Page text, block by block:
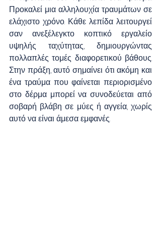
Προκαλεί μια αλληλουχία τραυμάτων σε
ελάχιστο χρόνο. Κάθε λεπίδα λειτουργεί
σαν ανεξέλεγκτο κοπτικό εργαλείο
υψηλής ταχύτητας, δημιουργώντας
πολλαπλές τομές διαφορετικού βάθους.
Στην πράξη, αυτό σημαίνει ότι ακόμη και
ένα τραύμα που φαίνεται περιορισμένο
στο δέρμα μπορεί να συνοδεύεται από
σοβαρή βλάβη σε μύες ή αγγεία, χωρίς
αυτό να είναι άμεσα εμφανές.